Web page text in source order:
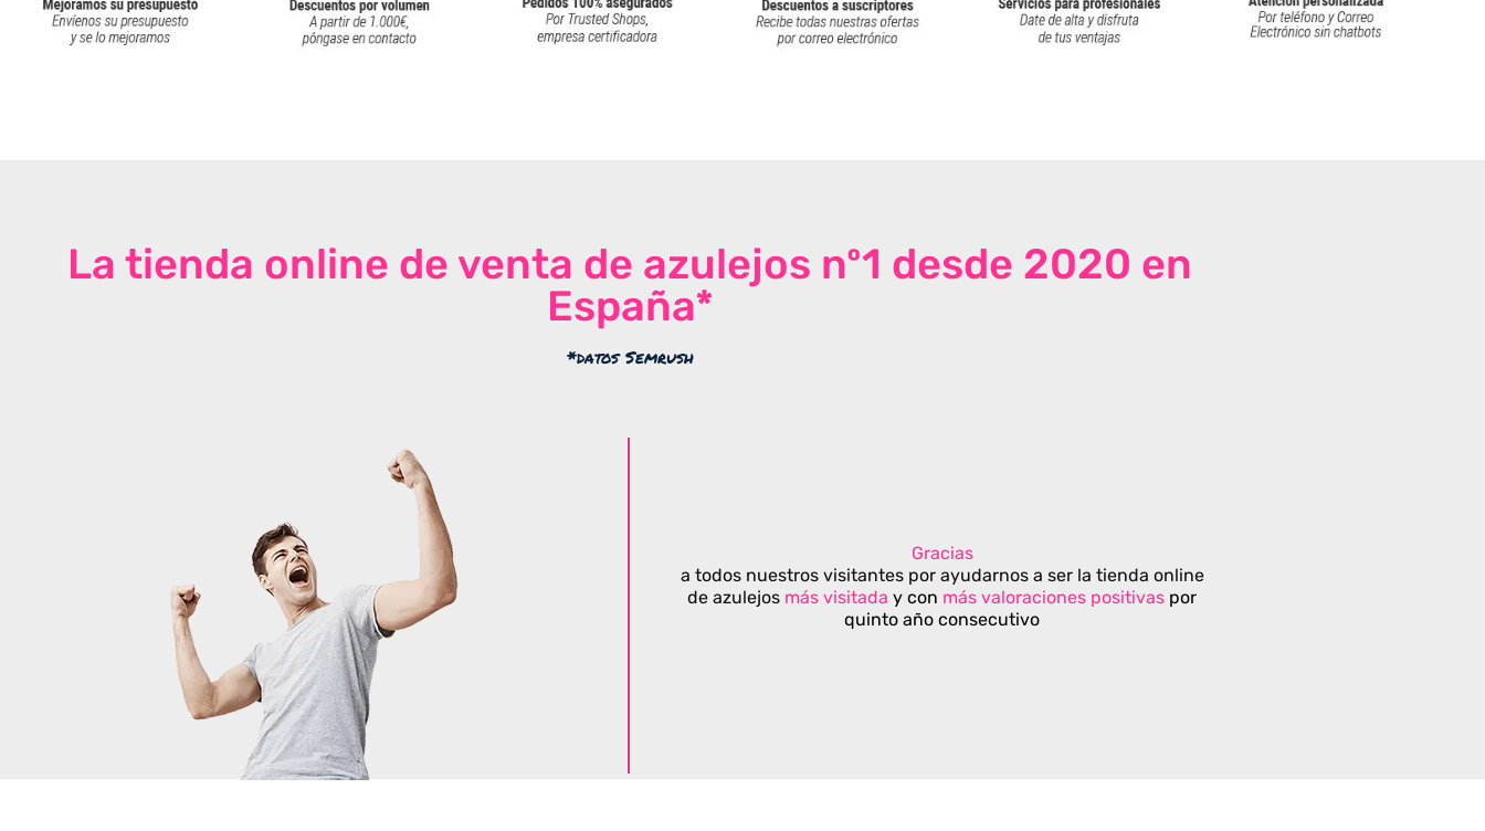
La tienda online de venta de azulejos nº1 desde 2020 en
España*
*datos Semrush
Gracias
a todos nuestros visitantes por ayudarnos a ser la tienda online
de azulejos más visitada y con más valoraciones positivas por
quinto año consecutivo